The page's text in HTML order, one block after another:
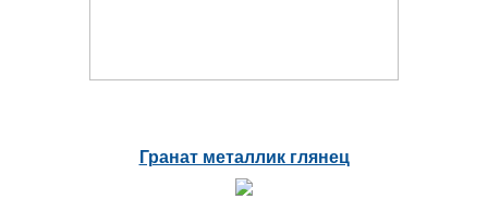
Гранат металлик глянец